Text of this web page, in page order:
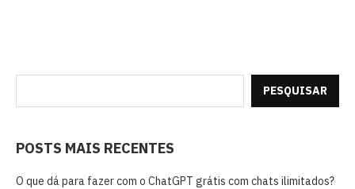
PESQUISAR
POSTS MAIS RECENTES
O que dá para fazer com o ChatGPT grátis com chats ilimitados?